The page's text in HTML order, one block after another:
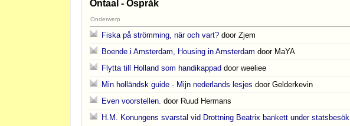
Ontaal - Ospråk
Onderwerp
Fiska på strömming, när och vart? door Zjem
Boende i Amsterdam, Housing in Amsterdam door MaYA
Flytta till Holland som handikappad door weeliee
Min holländsk guide - Mijn nederlands lesjes door Gelderkevin
Even voorstellen. door Ruud Hermans
H.M. Konungens svarstal vid Drottning Beatrix bankett under statsbesök